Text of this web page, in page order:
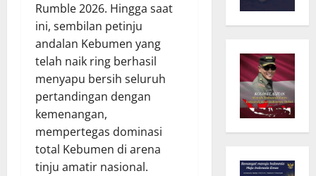
Rumble 2026. Hingga saat
ini, sembilan petinju
andalan Kebumen yang
telah naik ring berhasil
menyapu bersih seluruh
pertandingan dengan
kemenangan,
mempertegas dominasi
total Kebumen di arena
tinju amatir nasional.